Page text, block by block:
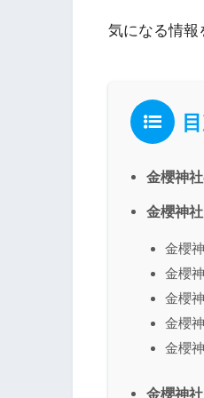
気になる情報
金櫻神
金櫻神
金櫻
金櫻
金櫻
金櫻
金櫻
金櫻神